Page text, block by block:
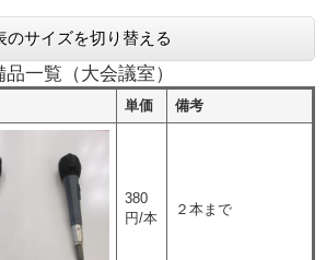
のサイズを切り替える
品一覧（大会議室）
単価 備考
380
円/本
２本まで